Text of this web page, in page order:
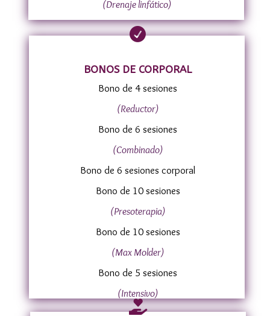
(Drenaje linfático)
BONOS DE CORPORAL
Bono de 4 sesiones
(Reductor)
Bono de 6 sesiones
(Combinado)
Bono de 6 sesiones corporal
Bono de 10 sesiones
(Presoterapia)
Bono de 10 sesiones
(Max Molder)
Bono de 5 sesiones
(Intensivo)

